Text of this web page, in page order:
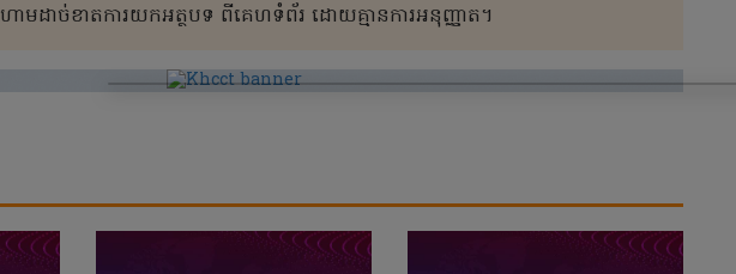
ហាមដាច់ខាតការយកអត្ថបទ ពីគេហទំព័រ ដោយគ្មានការអនុញ្ញាត។